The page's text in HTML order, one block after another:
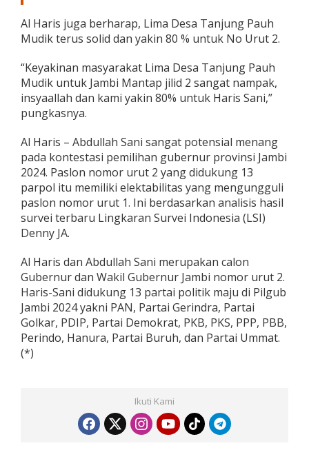
Al Haris juga berharap, Lima Desa Tanjung Pauh
Mudik terus solid dan yakin 80 % untuk No Urut 2.
“Keyakinan masyarakat Lima Desa Tanjung Pauh
Mudik untuk Jambi Mantap jilid 2 sangat nampak,
insyaallah dan kami yakin 80% untuk Haris Sani,”
pungkasnya.
Al Haris – Abdullah Sani sangat potensial menang
pada kontestasi pemilihan gubernur provinsi Jambi
2024. Paslon nomor urut 2 yang didukung 13
parpol itu memiliki elektabilitas yang mengungguli
paslon nomor urut 1. Ini berdasarkan analisis hasil
survei terbaru Lingkaran Survei Indonesia (LSI)
Denny JA.
Al Haris dan Abdullah Sani merupakan calon
Gubernur dan Wakil Gubernur Jambi nomor urut 2.
Haris-Sani didukung 13 partai politik maju di Pilgub
Jambi 2024 yakni PAN, Partai Gerindra, Partai
Golkar, PDIP, Partai Demokrat, PKB, PKS, PPP, PBB,
Perindo, Hanura, Partai Buruh, dan Partai Ummat.
(*)
Ikuti Kami